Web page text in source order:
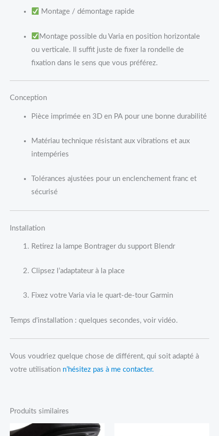
Montage / démontage rapide
Montage possible du Varia en position horizontale
ou verticale. Il suffit juste de fixer la rondelle de
fixation dans le sens que vous préférez.
Conception
Pièce imprimée en 3D en PA pour une bonne durabilité
Matériau technique résistant aux vibrations et aux
intempéries
Tolérances ajustées pour un enclenchement franc et
sécurisé
Installation
Retirez la lampe Bontrager du support Blendr
Clipsez l’adaptateur à la place
Fixez votre Varia via le quart-de-tour Garmin
Temps d’installation : quelques secondes, voir vidéo.
Vous voudriez quelque chose de différent, qui soit adapté à
votre utilisation n’hésitez pas à me contacter.
Produits similaires